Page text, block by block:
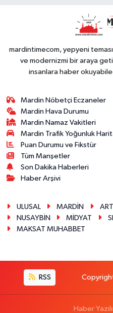
mardintimecom, yepyeni
ve modernizmi bir araya
insanlara haber
Mardin Nöbetçi Eczaneler
Mardin Hava Durumu
Mardin Namaz Vakitleri
Mardin Trafik Yoğunluk
Puan Durumu ve Fikstür
Tüm Manşetler
Son Dakika Haberleri
Haber Arşivi
ULUSAL MARDİN
NUSAYBİN
MİDYAT
MAKSAT MUHABBET
RSS
Haber